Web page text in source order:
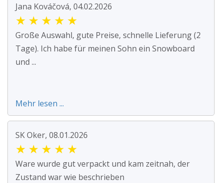
Jana Kováčová, 04.02.2026
★ ★ ★ ★ ★
Große Auswahl, gute Preise, schnelle Lieferung (2
Tage). Ich habe für meinen Sohn ein Snowboard
und ...
Mehr lesen ...
SK Oker, 08.01.2026
★ ★ ★ ★ ★
Ware wurde gut verpackt und kam zeitnah, der
Zustand war wie beschrieben